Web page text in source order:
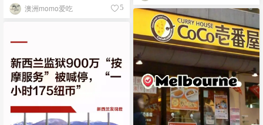
澳洲momo爱吃 5